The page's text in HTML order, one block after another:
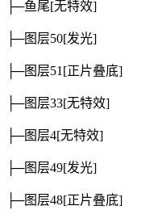
├─鱼尾[无特效]
├─图层50[发光]
├─图层51[正片叠底]
├─图层33[无特效]
├─图层4[无特效]
├─图层49[发光]
├─图层48[正片叠底]